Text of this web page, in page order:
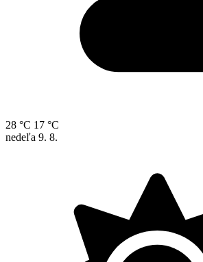
28 °C 17 °C
nedeľa 9. 8.